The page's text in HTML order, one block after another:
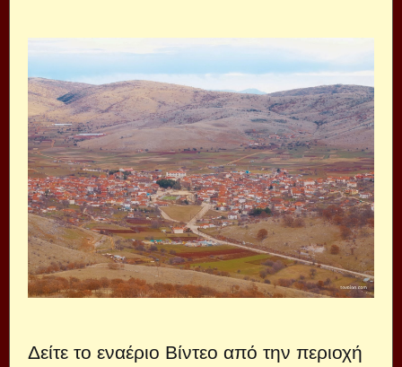
Δείτε το εναέριο Βίντεο από την περιοχή